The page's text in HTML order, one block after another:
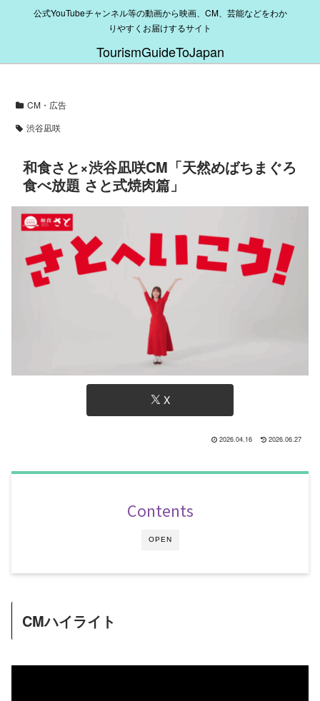
公式YouTubeチャンネル等の動画から映画、CM、芸能などをわか
りやすくお届けするサイト
TourismGuideToJapan
CM・広告
渋谷凪咲
和食さと×渋谷凪咲CM「天然めばちまぐろ
食べ放題 さと式焼肉篇」
X
2026.04.16 2026.06.27
OPEN
Contents
CMハイライト